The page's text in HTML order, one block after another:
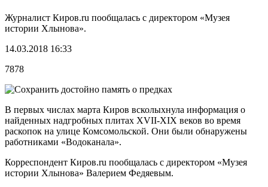
Журналист Киров.ru пообщалась с директором «Музея
истории Хлынова».
14.03.2018 16:33
7878
В первых числах марта Киров всколыхнула информация о
найденных надгробных плитах XVII-XIX веков во время
раскопок на улице Комсомольской. Они были обнаружены
работниками «Водоканала».
Корреспондент Киров.ru пообщалась с директором «Музея
истории Хлынова» Валерием Федяевым.